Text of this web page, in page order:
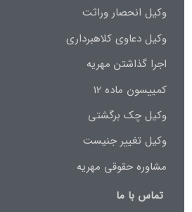
وکیل انحصار وراثت
وکیل دعاوی کلاهبرداری
اجرا گذاشتن مهریه
کمییسون ماده 12
وکیل چک برگشتی
وکیل تغییر جنیست
مشاوره حقوقی مهریه
تماس با ما